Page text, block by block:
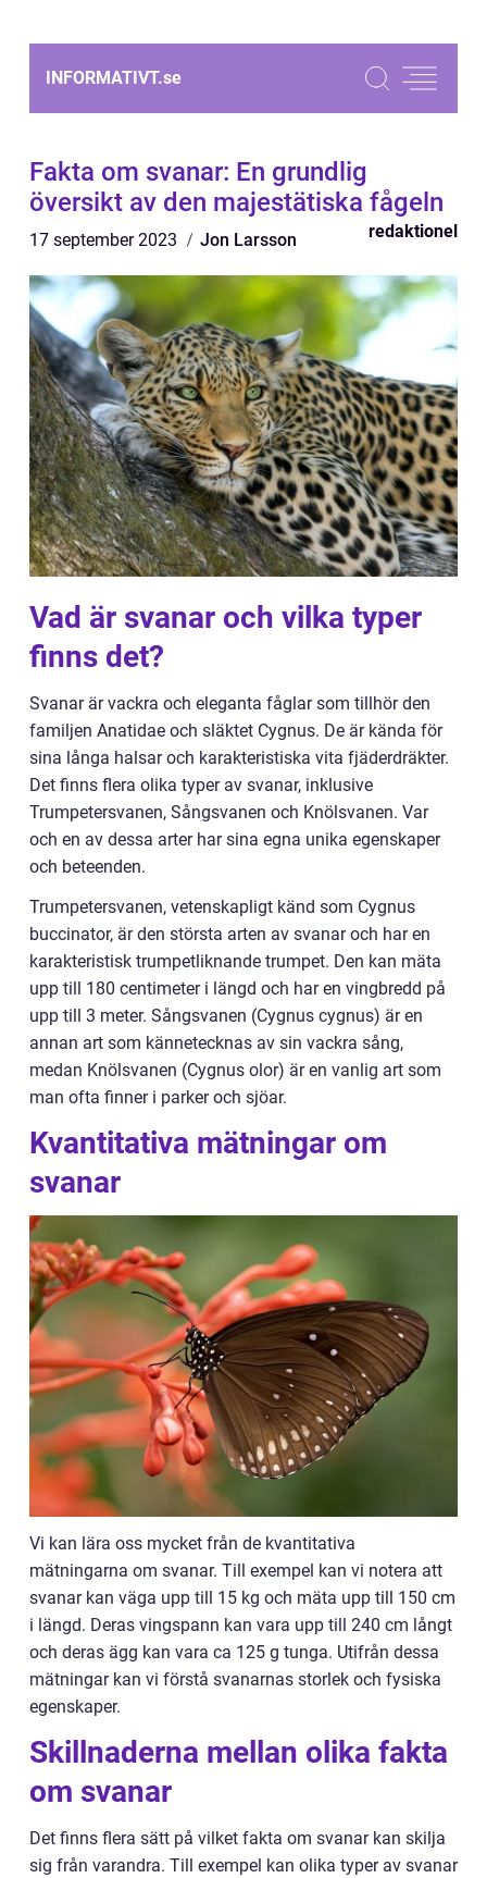
INFORMATIVT.se
Fakta om svanar: En grundlig
översikt av den majestätiska fågeln
17 september 2023 Jon Larsson redaktionel
Vad är svanar och vilka typer
finns det?
Svanar är vackra och eleganta fåglar som tillhör den
familjen Anatidae och släktet Cygnus. De är kända för
sina långa halsar och karakteristiska vita fjäderdräkter.
Det finns flera olika typer av svanar, inklusive
Trumpetersvanen, Sångsvanen och Knölsvanen. Var
och en av dessa arter har sina egna unika egenskaper
och beteenden.
Trumpetersvanen, vetenskapligt känd som Cygnus
buccinator, är den största arten av svanar och har en
karakteristisk trumpetliknande trumpet. Den kan mäta
upp till 180 centimeter i längd och har en vingbredd på
upp till 3 meter. Sångsvanen (Cygnus cygnus) är en
annan art som kännetecknas av sin vackra sång,
medan Knölsvanen (Cygnus olor) är en vanlig art som
man ofta finner i parker och sjöar.
Kvantitativa mätningar om
svanar
Vi kan lära oss mycket från de kvantitativa
mätningarna om svanar. Till exempel kan vi notera att
svanar kan väga upp till 15 kg och mäta upp till 150 cm
i längd. Deras vingspann kan vara upp till 240 cm långt
och deras ägg kan vara ca 125 g tunga. Utifrån dessa
mätningar kan vi förstå svanarnas storlek och fysiska
egenskaper.
Skillnaderna mellan olika fakta
om svanar
Det finns flera sätt på vilket fakta om svanar kan skilja
sig från varandra. Till exempel kan olika typer av svanar